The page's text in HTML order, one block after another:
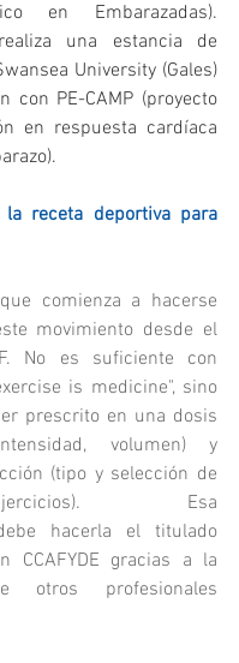
en Embarazadas).
una estancia de
University (Gales)
con PE-CAMP (proyecto
en respuesta cardíaca
la receta deportiva para
comienza a hacerse
movimiento desde el
No es suficiente con
is medicine", sino
prescrito en una dosis
volumen) y
(tipo y selección de
ejercicios). Esa
hacerla el titulado
CCAFYDE gracias a la
otros profesionales